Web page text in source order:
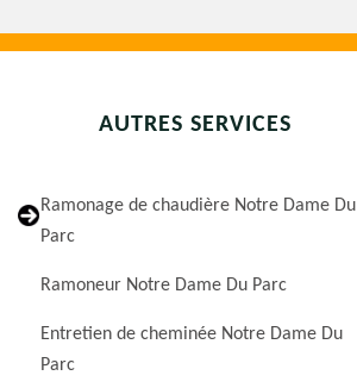
AUTRES SERVICES
Ramonage de chaudière Notre Dame Du
Parc
Ramoneur Notre Dame Du Parc
Entretien de cheminée Notre Dame Du
Parc